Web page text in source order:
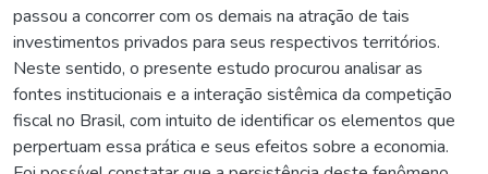
passou a concorrer com os demais na atração de tais
investimentos privados para seus respectivos territórios.
Neste sentido, o presente estudo procurou analisar as
fontes institucionais e a interação sistêmica da competição
fiscal no Brasil, com intuito de identificar os elementos que
perpertuam essa prática e seus efeitos sobre a economia.